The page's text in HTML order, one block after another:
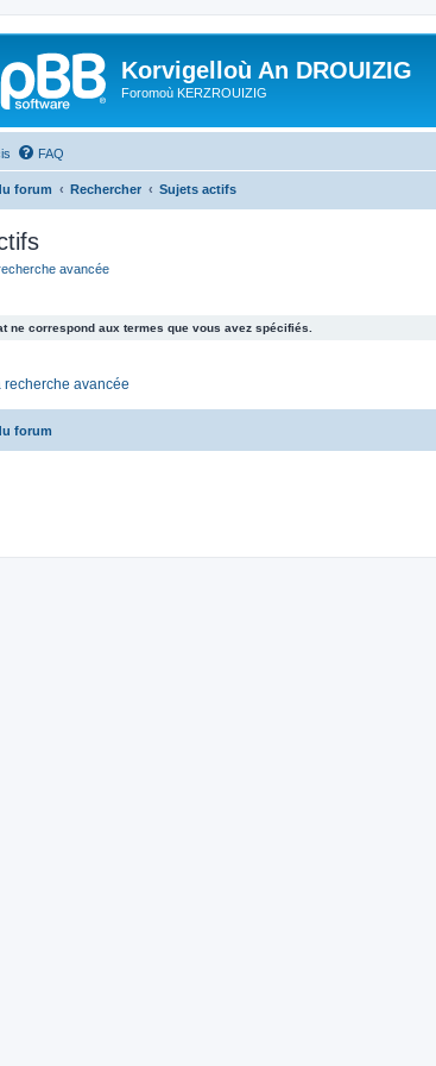
Korvigelloù An DROUIZIG
Foromoù KERZROUIZIG
FAQ
forum Rechercher Sujets actifs
avancée
ne correspond aux termes que vous avez spécifiés.
recherche avancée
forum